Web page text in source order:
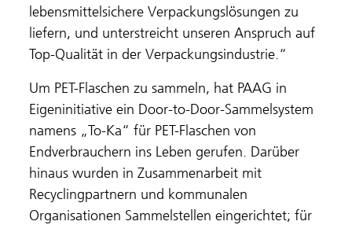
lebensmittelsichere Verpackungslösungen zu
liefern, und unterstreicht unseren Anspruch auf
Top-Qualität in der Verpackungsindustrie.“
Um PET-Flaschen zu sammeln, hat PAAG in
Eigeninitiative ein Door-to-Door-Sammelsystem
namens „To-Ka“ für PET-Flaschen von
Endverbrauchern ins Leben gerufen. Darüber
hinaus wurden in Zusammenarbeit mit
Recyclingpartnern und kommunalen
Organisationen Sammelstellen eingerichtet; für